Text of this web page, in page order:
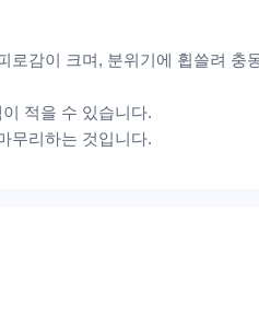
감이 크며, 분위기에 휩쓸려 충
적을 수 있습니다.
무리하는 것입니다.